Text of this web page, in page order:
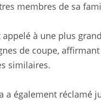
membres de sa
appelé à une plus
de coupe,
similaires.
a également réclamé